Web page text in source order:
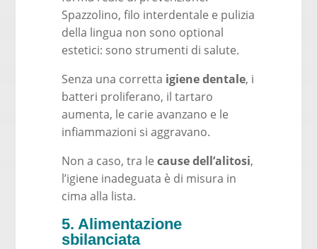
Spazzolino, filo interdentale e pulizia
della lingua non sono optional
estetici: sono strumenti di salute.
Senza una corretta igiene dentale, i
batteri proliferano, il tartaro
aumenta, le carie avanzano e le
infiammazioni si aggravano.
Non a caso, tra le cause dell’alitosi,
l’igiene inadeguata è di misura in
cima alla lista.
5. Alimentazione
sbilanciata